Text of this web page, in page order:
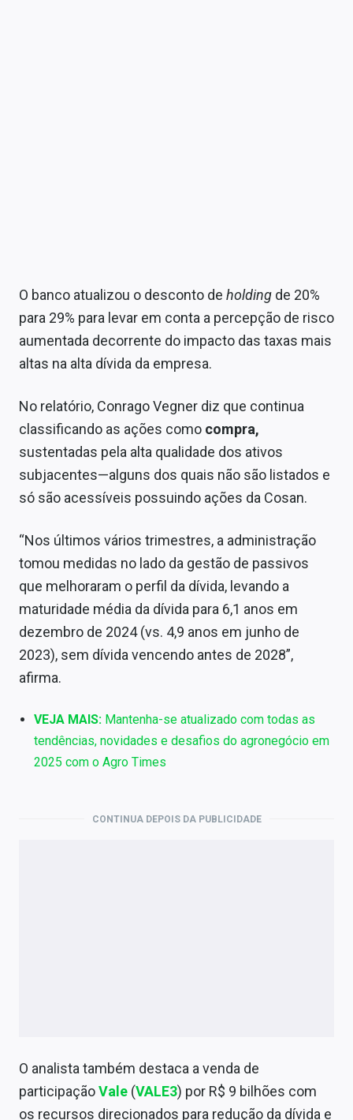
O banco atualizou o desconto de holding de 20%
para 29% para levar em conta a percepção de risco
aumentada decorrente do impacto das taxas mais
altas na alta dívida da empresa.
No relatório, Conrago Vegner diz que continua
classificando as ações como compra,
sustentadas pela alta qualidade dos ativos
subjacentes—alguns dos quais não são listados e
só são acessíveis possuindo ações da Cosan.
“Nos últimos vários trimestres, a administração
tomou medidas no lado da gestão de passivos
que melhoraram o perfil da dívida, levando a
maturidade média da dívida para 6,1 anos em
dezembro de 2024 (vs. 4,9 anos em junho de
2023), sem dívida vencendo antes de 2028”,
afirma.
VEJA MAIS: Mantenha-se atualizado com todas as
tendências, novidades e desafios do agronegócio em
2025 com o Agro Times
CONTINUA DEPOIS DA PUBLICIDADE
O analista também destaca a venda de
participaçãoVale (VALE3) por R$ 9 bilhões com
os recursos direcionados para redução da dívida e